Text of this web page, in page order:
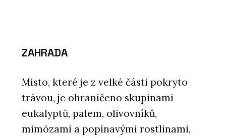
ZAHRADA
Místo, které je z velké části pokryto
trávou, je ohraničeno skupinami
eukalyptů, palem, olivovníků,
mimózami a popínavými rostlinami,